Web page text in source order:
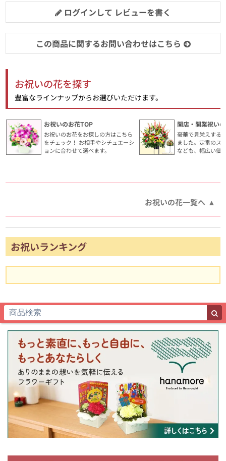
ログインして レビューを書く
この商品に関するお問い合わせはこちら
お祝いの花を探す
豊富なラインナップからお選びいただけます。
お祝いのお花TOP
お祝いのお花をお探しの方はこちら
をチェック！ お相手やシチュエーシ
ョンに合わせて選べます。
開店・開業祝い
豪華で見栄えする
ました。定番のス
なども、幅広い価
お祝いの花一覧へ
お祝いランキング